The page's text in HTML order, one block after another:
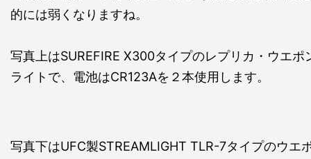
的には弱くなりますね。
写真上はSUREFIRE X300タイプのレプリカ・ウエポ
ライトで、電池はCR123Aを２本使用します。
写真下はUFC製STREAMLIGHT TLR-7タイプのウエ